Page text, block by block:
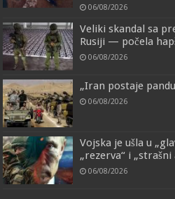
06/08/2026
Veliki skandal sa
Rusiji — počela
06/08/2026
„Iran postaje
06/08/2026
Vojska je ušla u
„rezerva“ i „strašni
06/08/2026